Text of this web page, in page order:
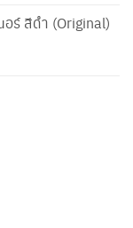
ร์ สีดำ (Original)